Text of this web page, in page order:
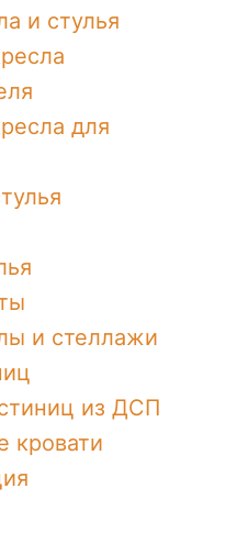
и стулья
для
и стеллажи
из ДСП
кровати